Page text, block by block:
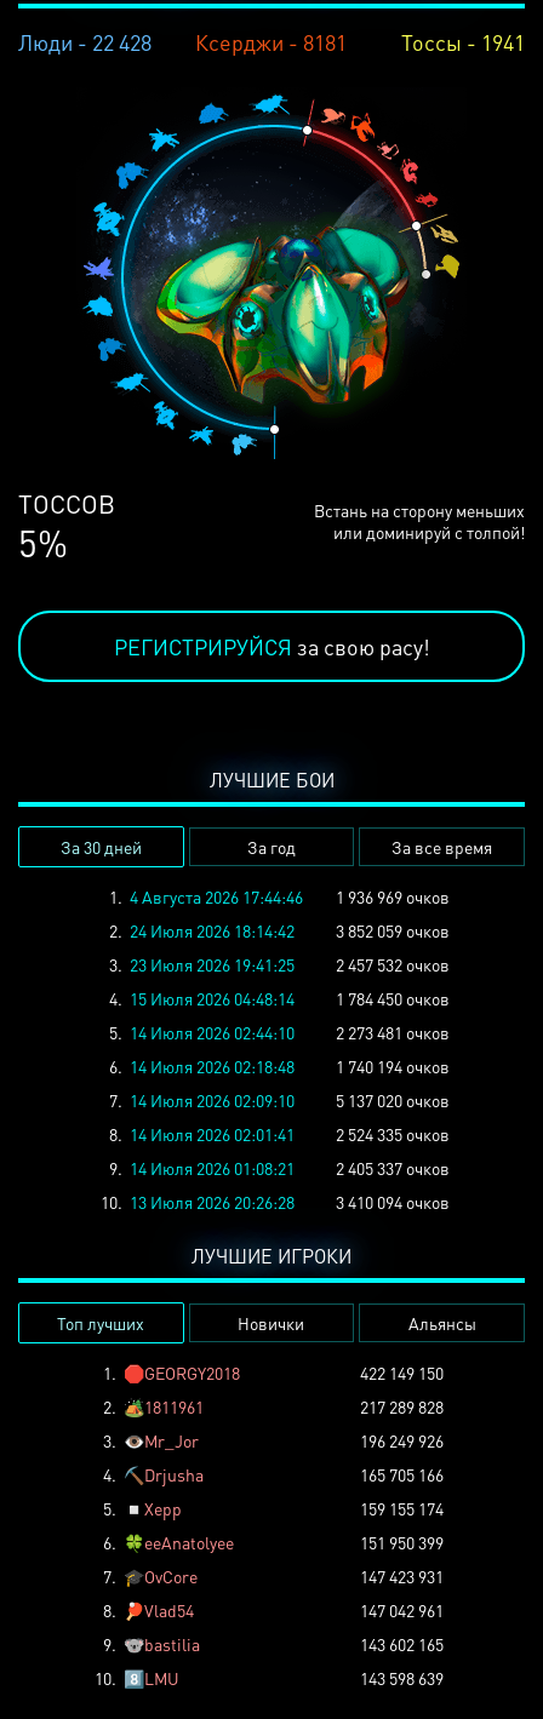
Люди - 22 428 Ксерджи - 8181 Тоссы - 1941
ЛЮДЕЙ
68%
Встань на сторону меньших
или доминируй с толпой!
РЕГИСТРИРУЙСЯ за свою расу!
ЛУЧШИЕ БОИ
За 30 дней За год За все время
1. 4 Августа 2026 17:44:46
1 936 969 очков
2. 24 Июля 2026 18:14:42
3 852 059 очков
3. 23 Июля 2026 19:41:25
2 457 532 очков
4. 15 Июля 2026 04:48:14
1 784 450 очков
5. 14 Июля 2026 02:44:10
2 273 481 очков
6. 14 Июля 2026 02:18:48
1 740 194 очков
7. 14 Июля 2026 02:09:10
5 137 020 очков
8. 14 Июля 2026 02:01:41
2 524 335 очков
9. 14 Июля 2026 01:08:21
2 405 337 очков
10. 13 Июля 2026 20:26:28 3 410 094 очков
ЛУЧШИЕ ИГРОКИ
Топ лучших Новички Альянсы
1. 🛑GEORGY2018
422 149 150
2. 🏕️1811961
217 289 828
3. 👁️Mr_Jor
196 249 926
4. ⛏️ Drjusha
165 705 166
5.
◽ Xepp
159 155 174
6. 🍀eeAnatolyee
151 950 399
7. 🎓OvCore
147 423 931
8.
🏓Vlad54
147 042 961
9. 🐨bastilia
143 602 165
10. 8️⃣LMU 143 598 639